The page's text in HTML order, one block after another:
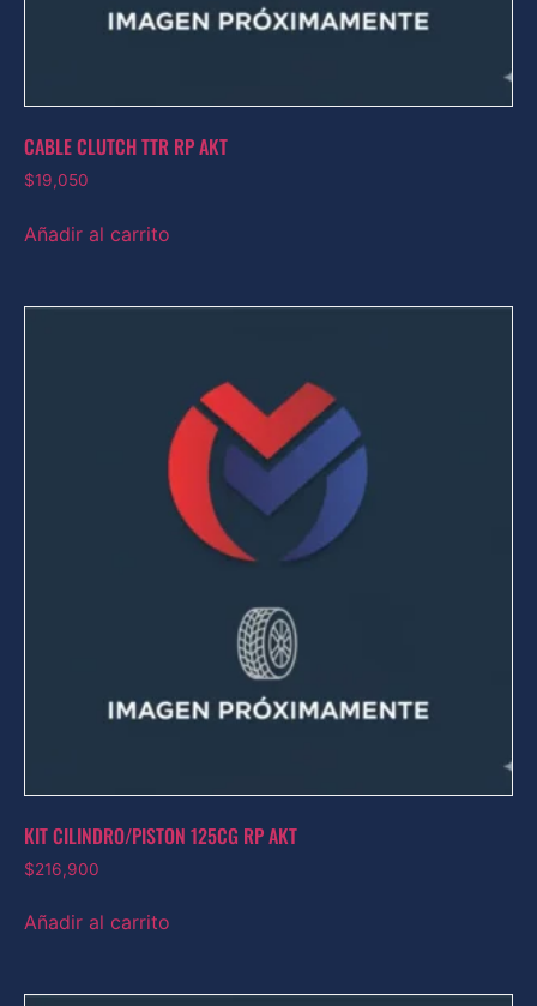
CABLE CLUTCH TTR RP AKT
$19,050
Añadir al carrito
KIT CILINDRO/PISTON 125CG RP AKT
$216,900
Añadir al carrito